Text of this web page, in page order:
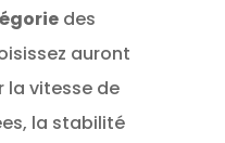
des
auront
la vitesse de
la stabilité